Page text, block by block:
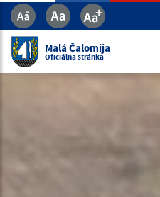
Malá Čalomija
Oficiálna stránka